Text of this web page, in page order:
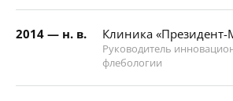
2014 — н. в. Клиника «Президент-
Руководитель
флебологии